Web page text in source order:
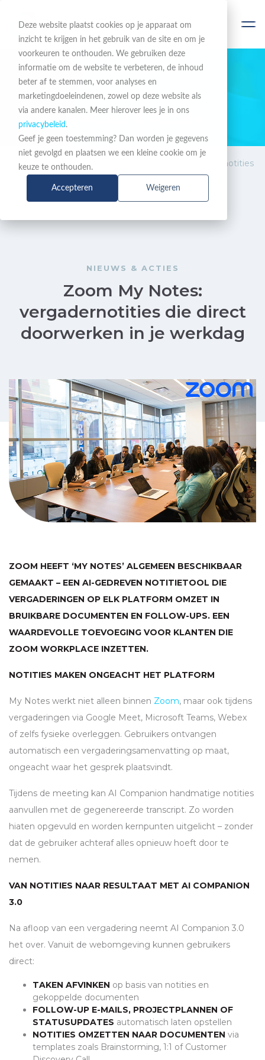
Deze website plaatst cookies op je apparaat om
inzicht te krijgen in het gebruik van de site en om je
voorkeuren te onthouden. We gebruiken deze
informatie om de website te verbeteren, de inhoud
beter af te stemmen, voor analyses en
marketingdoeleindenen, zowel op deze website als
via andere kanalen. Meer hierover lees je in ons
privacybeleid .
Geef je geen toestemming? Dan worden je gegevens
niet gevolgd en plaatsen we een kleine cookie om je
keuze te onthouden.
Accepteren Weigeren
BLIJF OP DE HOOGTE
Nieuws & Acties
Nieuws
&
Acties
Zoom My Notes: vergadernotities
die direct doorwerken in je
werkdag
NIEUWS & ACTIES
Zoom My Notes:
vergadernotities die direct
doorwerken in je werkdag
ZOOM HEEFT ‘MY NOTES’ ALGEMEEN BESCHIKBAAR
GEMAAKT – EEN AI-GEDREVEN NOTITIETOOL DIE
VERGADERINGEN OP ELK PLATFORM OMZET IN
BRUIKBARE DOCUMENTEN EN FOLLOW-UPS. EEN
WAARDEVOLLE TOEVOEGING VOOR KLANTEN DIE
ZOOM WORKPLACE INZETTEN.
NOTITIES MAKEN ONGEACHT HET PLATFORM
My Notes werkt niet alleen binnen Zoom, maar ook tijdens
vergaderingen via Google Meet, Microsoft Teams, Webex
of zelfs fysieke overleggen. Gebruikers ontvangen
automatisch een vergaderingsamenvatting op maat,
ongeacht waar het gesprek plaatsvindt.
Tijdens de meeting kan AI Companion handmatige notities
aanvullen met de gegenereerde transcript. Zo worden
hiaten opgevuld en worden kernpunten uitgelicht – zonder
dat de gebruiker achteraf alles opnieuw hoeft door te
nemen.
VAN NOTITIES NAAR RESULTAAT MET AI COMPANION
3.0
Na afloop van een vergadering neemt AI Companion 3.0
het over. Vanuit de webomgeving kunnen gebruikers
direct:
TAKEN AFVINKEN op basis van notities en
gekoppelde documenten
FOLLOW-UP E-MAILS, PROJECTPLANNEN OF
STATUSUPDATES automatisch laten opstellen
NOTITIES OMZETTEN NAAR DOCUMENTEN via
templates zoals Brainstorming, 1:1 of Customer